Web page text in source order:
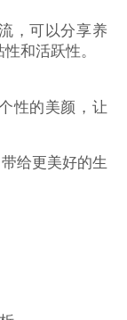
，可以分享养
和活跃性。
性的美颜，让
给更美好的生